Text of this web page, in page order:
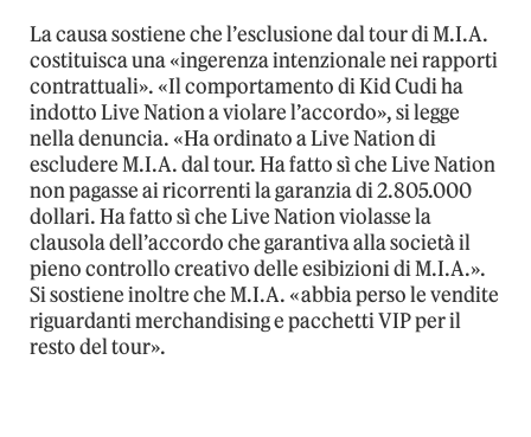
La causa sostiene che l’esclusione dal tour di M.I.A.
costituisca una «ingerenza intenzionale nei rapporti
contrattuali». «Il comportamento di Kid Cudi ha
indotto Live Nation a violare l’accordo», si legge
nella denuncia. «Ha ordinato a Live Nation di
escludere M.I.A. dal tour. Ha fatto sì che Live Nation
non pagasse ai ricorrenti la garanzia di 2.805.000
dollari. Ha fatto sì che Live Nation violasse la
clausola dell’accordo che garantiva alla società il
pieno controllo creativo delle esibizioni di M.I.A.».
Si sostiene inoltre che M.I.A. «abbia perso le vendite
riguardanti merchandising e pacchetti VIP per il
resto del tour».